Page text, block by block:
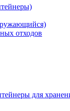
отходов
для